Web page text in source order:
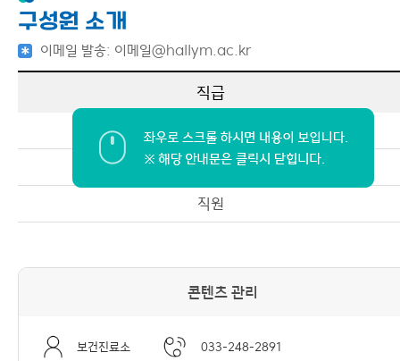
구성원 소개
이메일 발송: 이메일@hallym.ac.kr
직급
부교수/춘천성심병원 가정의학과장
주임(간호사)
직원
콘텐츠 관리
보건진료소 033-248-2891